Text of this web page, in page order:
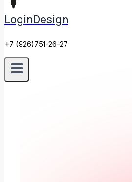
LoginDesign
+7 (926)751-26-27